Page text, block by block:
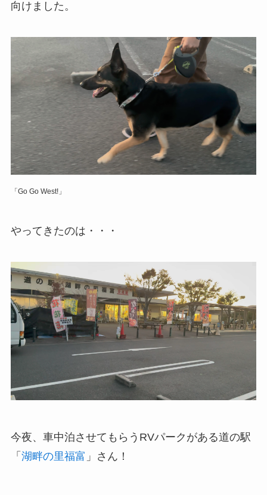
向けました。
「Go Go West!」
やってきたのは・・・
今夜、車中泊させてもらうRVパークがある道の駅
「 湖畔の里福富 」さん！